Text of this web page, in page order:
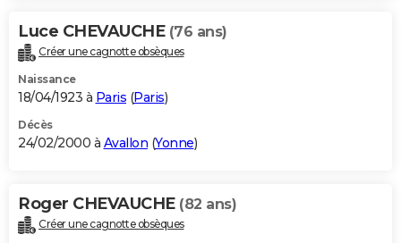
Luce CHEVAUCHE (76 ans)
Créer une cagnotte obsèques
Naissance
18/04/1923 à Paris (Paris)
Décès
24/02/2000 à Avallon (Yonne)
Roger CHEVAUCHE (82 ans)
Créer une cagnotte obsèques